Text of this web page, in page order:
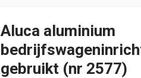
Aluca aluminium
gebruikt (nr 2577)